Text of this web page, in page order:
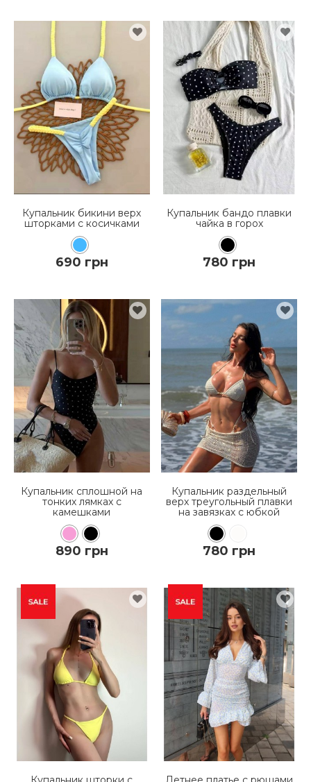
КУПИТЬ
ПОДРОБНЕЕ
КУПИТЬ
ПОДРОБНЕЕ
КУПИТЬ
ПОДРОБНЕЕ
Купальник бикини верх
шторками с косичками
690 грн
КУПИТЬ
ПОДРОБНЕЕ
Купальник бандо плавки
чайка в горох
780 грн
КУПИТЬ
ПОДРОБНЕЕ
Купальник сплошной на
тонких лямках с
камешками
890 грн
КУПИТЬ
ПОДРОБНЕЕ
Купальник раздельный
верх треугольный плавки
на завязках с юбкой
780 грн